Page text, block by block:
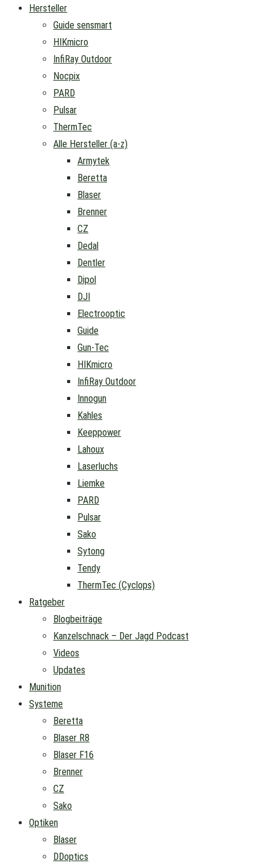
Hersteller
Guide sensmart
HIKmicro
InfiRay Outdoor
Nocpix
PARD
Pulsar
ThermTec
Alle Hersteller (a-z)
Armytek
Beretta
Blaser
Brenner
CZ
Dedal
Dentler
Dipol
DJI
Electrooptic
Guide
Gun-Tec
HIKmicro
InfiRay Outdoor
Innogun
Kahles
Keeppower
Lahoux
Laserluchs
Liemke
PARD
Pulsar
Sako
Sytong
Tendy
ThermTec (Cyclops)
Ratgeber
Blogbeiträge
Kanzelschnack – Der Jagd Podcast
Videos
Updates
Munition
Systeme
Beretta
Blaser R8
Blaser F16
Brenner
CZ
Sako
Optiken
Blaser
DDoptics